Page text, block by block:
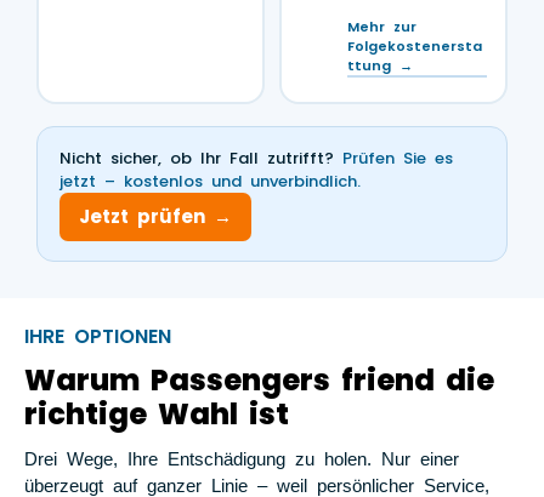
Mehr zur
Folgekostenersta
ttung →
Nicht sicher, ob Ihr Fall zutrifft? Prüfen Sie es
jetzt – kostenlos und unverbindlich.
Jetzt prüfen →
IHRE OPTIONEN
Warum Passengers friend die
richtige Wahl ist
Drei Wege, Ihre Entschädigung zu holen. Nur einer
überzeugt auf ganzer Linie – weil persönlicher Service,